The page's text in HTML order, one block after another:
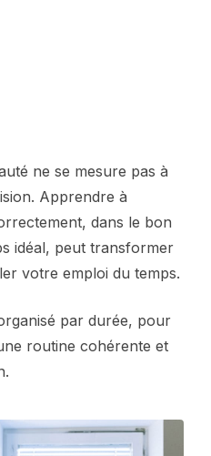
ne se mesure pas à
Apprendre à
dans le bon
idéal, peut transformer
votre emploi du temps.
par durée, pour
routine cohérente et